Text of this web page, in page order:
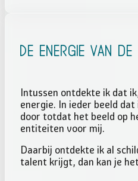
De energie van
Intussen ontdekte ik dat
energie. In ieder beeld
door totdat het beeld op
entiteiten voor mij.
Daarbij ontdekte ik al
talent krijgt, dan kan je